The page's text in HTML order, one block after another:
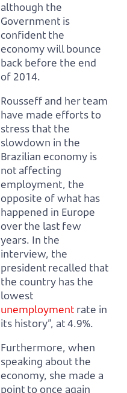
although the
Government is
confident the
economy will bounce
back before the end
of 2014.
Rousseff and her team
have made efforts to
stress that the
slowdown in the
Brazilian economy is
not affecting
employment, the
opposite of what has
happened in Europe
over the last few
years. In the
interview, the
president recalled that
the country has the
lowest
unemployment rate in
its history”, at 4.9%.
Furthermore, when
speaking about the
economy, she made a
point to once again